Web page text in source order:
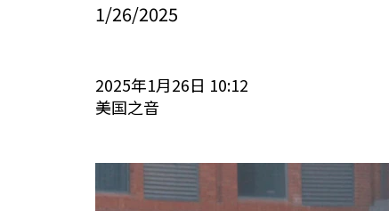
1/26/2025
2025年1月26日 10:12
美国之音